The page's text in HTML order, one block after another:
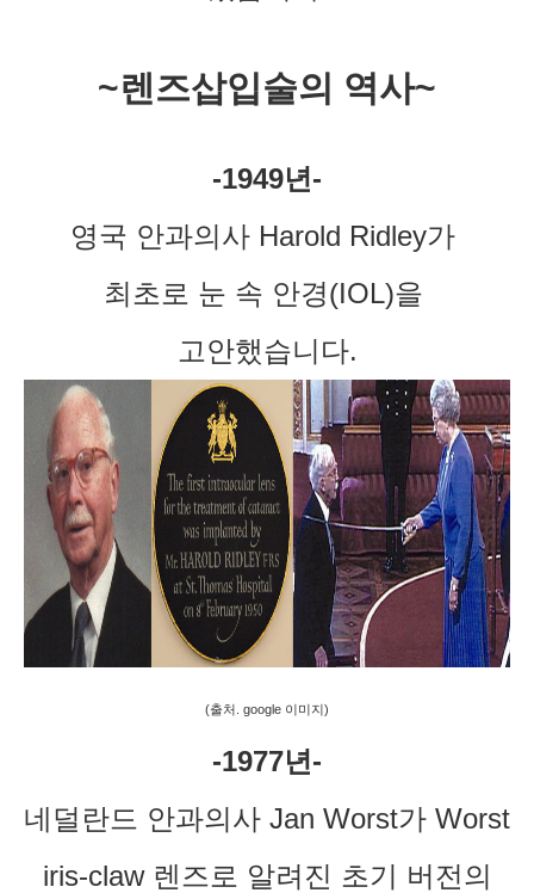
~렌즈삽입술의 역사~
-1949년-
영국 안과의사 Harold Ridley가
최초로 눈 속 안경(IOL)을
고안했습니다.
(출처. google 이미지)
-1977년-
네덜란드 안과의사 Jan Worst가 Worst
iris-claw 렌즈로 알려진 초기 버전의